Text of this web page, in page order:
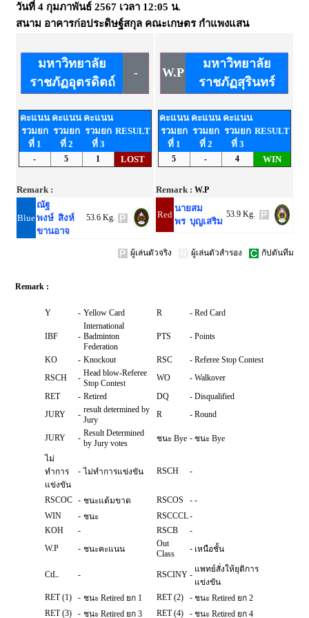
วันที่ 4 กุมภาพันธ์ 2567 เวลา 12:05 น.
สนาม อาคารก่อประดิษฐ์สกุล คณะเกษตร กำแพงแสน
มหาวิทยาลัย
ราชภัฏอุตรดิตถ์
-
คะแนน
รวมยก
ที่ 1
คะแนน
รวมยก
ที่ 2
คะแนน
รวมยก
ที่ 3
RESULT
- 5 1 LOST
Remark :
Blue
ณัฐ
พงษ์ สิงห์
ขานอาจ
53.6 Kg.
W.P
มหาวิทยาลัย
ราชภัฏสุรินทร์
คะแนน
รวมยก
ที่ 1
คะแนน
รวมยก
ที่ 2
คะแนน
รวมยก
ที่ 3
RESULT
5 - 4 WIN
Remark : W.P
Red
นายสม
พร บุญเสริม
53.9 Kg.
ผู้เล่นตัวจริง ผู้เล่นตัวสำรอง กัปตันทีม
Remark :
Y - Yellow Card R - Red Card
IBF -
International
Badminton
Federation
PTS - Points
KO - Knockout RSC - Referee Stop Contest
RSCH
- Head blow-Referee
Stop Contest
WO - Walkover
RET
- Retired DQ - Disqualified
JURY
- result determined by
Jury
R - Round
JURY - Result Determined
by Jury votes
ชนะ Bye - ชนะ Bye
ไม่
ทำการ
แข่งขัน
- ไม่ทำการแข่งขัน RSCH -
RSCOC - ชนะแต้มขาด RSCOS - -
WIN
- ชนะ RSCCCL-
KOH
- RSCB
-
W.P
- ชนะคะแนน
Out
Class
- เหนือชั้น
CtL. - RSCINY -
แพทย์สั่งให้ยุติการ
แข่งขัน
RET (1)
- ชนะ Retired ยก 1 RET (2) - ชนะ Retired ยก 2
RET (3)
- ชนะ Retired ยก 3 RET (4) - ชนะ Retired ยก 4